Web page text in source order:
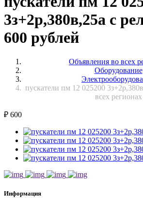
3з+2р,380в,25а с
600 рублей
Объявления во всех
Оборудование
пускатели пм 12 025200
всех регионах
₽ 600
Информация